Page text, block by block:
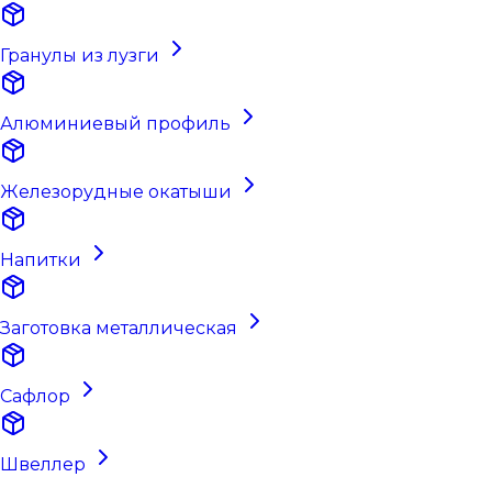
Гранулы из лузги
Алюминиевый профиль
Железорудные окатыши
Напитки
Заготовка металлическая
Сафлор
Швеллер